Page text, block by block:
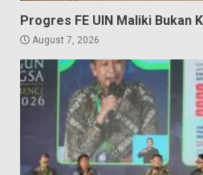
Progres FE UIN Maliki Bukan
August 7, 2026